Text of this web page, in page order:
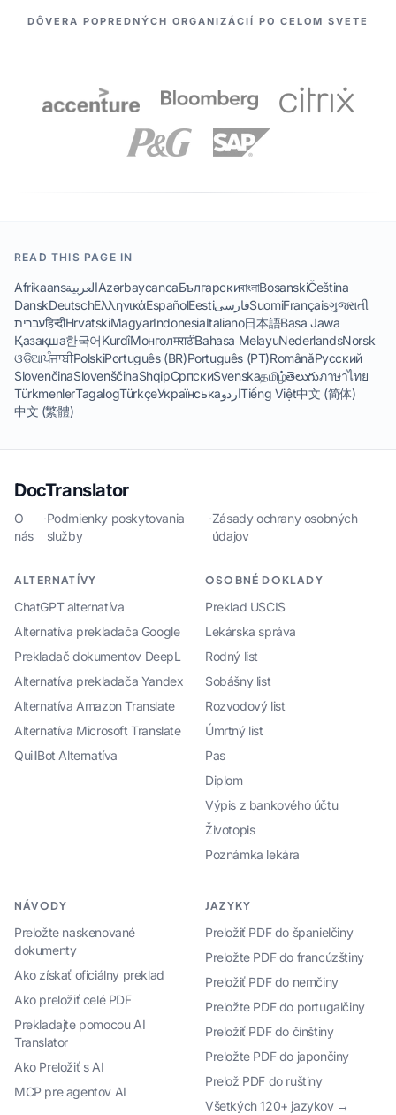
NAŠI PARTNERI
DÔVERA POPREDNÝCH ORGANIZÁCIÍ PO CELOM SVETE
READ THIS PAGE IN
AfrikaansالعربيةAzərbaycancaБългарскиবাংলাBosanskiČeština
DanskDeutschΕλληνικάEspañolEestiفارسیSuomiFrançaisગુજરાતી
עבריתहिन्दीHrvatskiMagyarIndonesiaItaliano日本語Basa Jawa
Қазақша한국어KurdîМонголमराठीBahasa MelayuNederlandsNorsk
ଓଡିଆਪੰਜਾਬੀPolskiPortuguês (BR)Português (PT)RomânăРусский
SlovenčinaSlovenščinaShqipСрпскиSvenskaதமிழ்తెలుగుภาษาไทย
TürkmenlerTagalogTürkçeУкраїнськаاردوTiếng Việt中文 (简体)
中文 (繁體)
DocTranslator
O
nás
·Podmienky poskytovania
služby
·Zásady ochrany osobných
údajov
ALTERNATÍVY
ChatGPT alternatíva
Alternatíva prekladača Google
Prekladač dokumentov DeepL
Alternatíva prekladača Yandex
Alternatíva Amazon Translate
Alternatíva Microsoft Translate
QuillBot Alternatíva
OSOBNÉ DOKLADY
Preklad USCIS
Lekárska správa
Rodný list
Sobášny list
Rozvodový list
Úmrtný list
Pas
Diplom
Výpis z bankového účtu
Životopis
Poznámka lekára
NÁVODY
Preložte naskenované
dokumenty
Ako získať oficiálny preklad
Ako preložiť celé PDF
Prekladajte pomocou AI
Translator
Ako Preložiť s AI
MCP pre agentov AI
JAZYKY
Preložiť PDF do španielčiny
Preložte PDF do francúzštiny
Preložiť PDF do nemčiny
Preložte PDF do portugalčiny
Preložiť PDF do čínštiny
Preložte PDF do japončiny
Prelož PDF do ruštiny
Všetkých 120+ jazykov →